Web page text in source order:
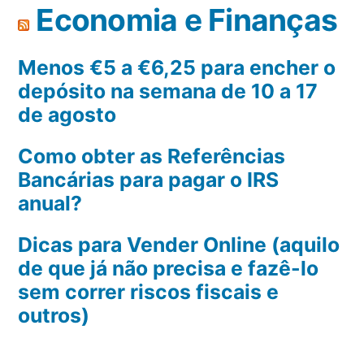
Economia e Finanças
Menos €5 a €6,25 para encher o
depósito na semana de 10 a 17
de agosto
Como obter as Referências
Bancárias para pagar o IRS
anual?
Dicas para Vender Online (aquilo
de que já não precisa e fazê-lo
sem correr riscos fiscais e
outros)